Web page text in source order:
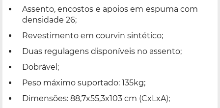
Assento, encostos e apoios em espuma com
densidade 26;
Revestimento em courvin sintético;
Duas regulagens disponíveis no assento;
Dobrável;
Peso máximo suportado: 135kg;
Dimensões: 88,7x55,3x103 cm (CxLxA);